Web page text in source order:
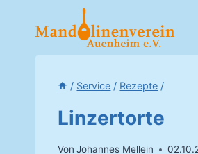
/ Service / Rezepte /
Linzertorte
Von Johannes Mellein